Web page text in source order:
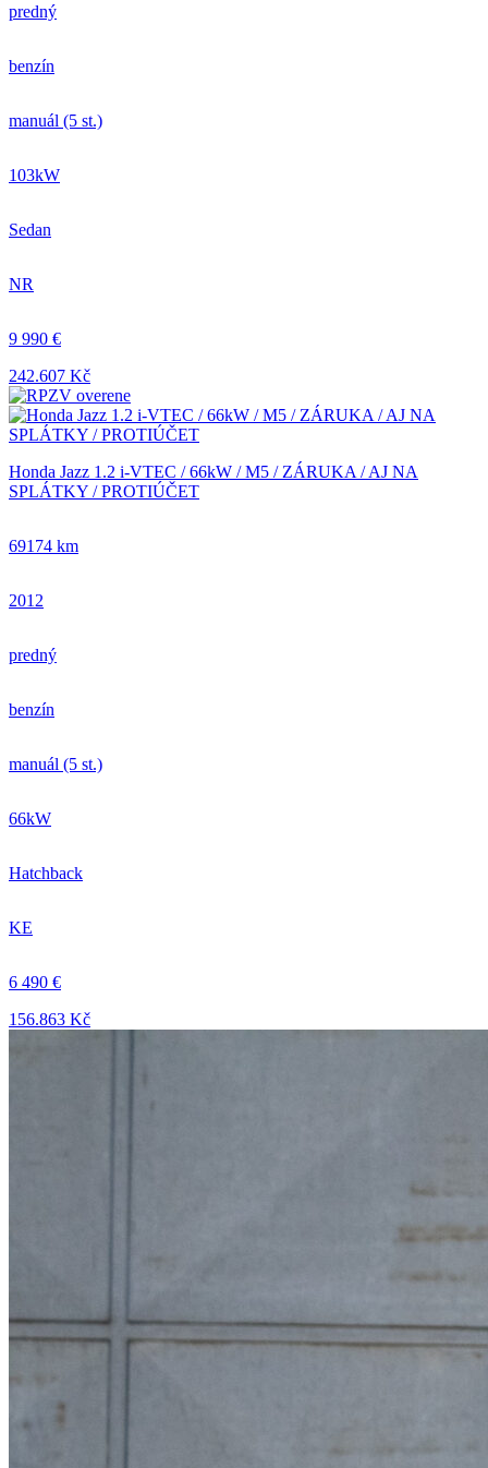
predný
benzín
manuál (5 st.)
103kW
Sedan
NR
9 990 €
242.607 Kč
Honda Jazz 1.2 i-VTEC / 66kW / M5 / ZÁRUKA / AJ NA
SPLÁTKY / PROTIÚČET
69174 km
2012
predný
benzín
manuál (5 st.)
66kW
Hatchback
KE
6 490 €
156.863 Kč